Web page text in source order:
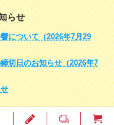
らせ
について（2026年7月29
切日のお知らせ（2026年7